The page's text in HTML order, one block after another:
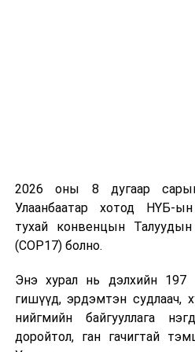
Ажлын хэсэг өнөөдөр
2026 оны 8 дугаар
Улаанбаатар хотод НҮБ-
тухай конвенцын
(COP17) болно.
Энэ хурал нь дэлхийн 197
гишүүд, эрдэмтэн судлаач,
нийгмийн байгууллага
доройтол, ган гачигтай